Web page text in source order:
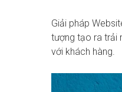
Giải pháp
tượng tạo ra trải
với khách hàng.